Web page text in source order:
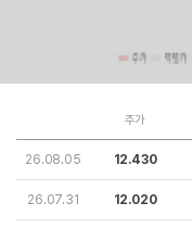
주가
26.08.05 12.430
26.07.31 12.020